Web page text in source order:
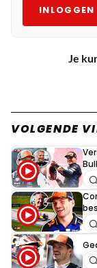
INLOGGEN
Je
VOLGENDE